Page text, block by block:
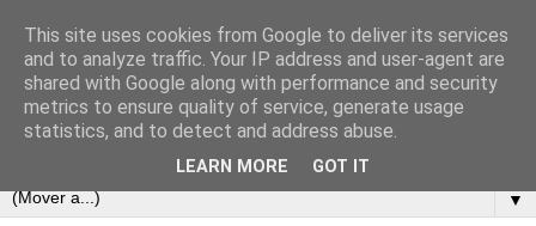
▼
This site uses cookies from Google to deliver its services
and to analyze traffic. Your IP address and user-agent are
shared with Google along with performance and security
metrics to ensure quality of service, generate usage
statistics, and to detect and address abuse.
LEARN MORE GOT IT